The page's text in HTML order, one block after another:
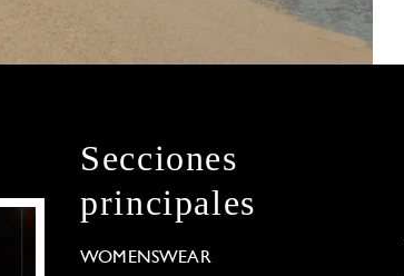
Secciones
principales
WOMENSWEAR